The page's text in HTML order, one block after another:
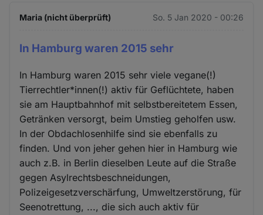
Maria (nicht überprüft) So. 5 Jan 2020 - 00:26
In Hamburg waren 2015 sehr
In Hamburg waren 2015 sehr viele vegane(!)
Tierrechtler*innen(!) aktiv für Geflüchtete, haben
sie am Hauptbahnhof mit selbstbereitetem Essen,
Getränken versorgt, beim Umstieg geholfen usw.
In der Obdachlosenhilfe sind sie ebenfalls zu
finden. Und von jeher gehen hier in Hamburg wie
auch z.B. in Berlin dieselben Leute auf die Straße
gegen Asylrechtsbeschneidungen,
Polizeigesetzverschärfung, Umweltzerstörung, für
Seenotrettung, ..., die sich auch aktiv für